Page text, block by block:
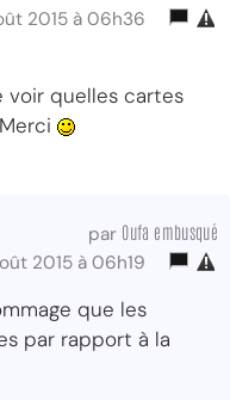
2015 à 06h36
voir quelles cartes
par Oufa embusqué
2015 à 06h19
que les
par rapport à la